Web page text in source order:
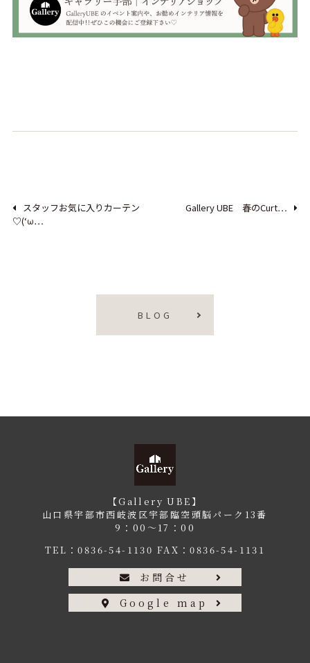
スタッフお気に入りカーテン
♡(‘ω…
Gallery UBE 春のCurt…
BLOG
【Gallery UBE】
山口県宇部市西岐波区宇部臨空頭脳パーク13番
9：00〜17：00
TEL：0836-54-1130 FAX：0836-54-1131
お問合せ
Google map